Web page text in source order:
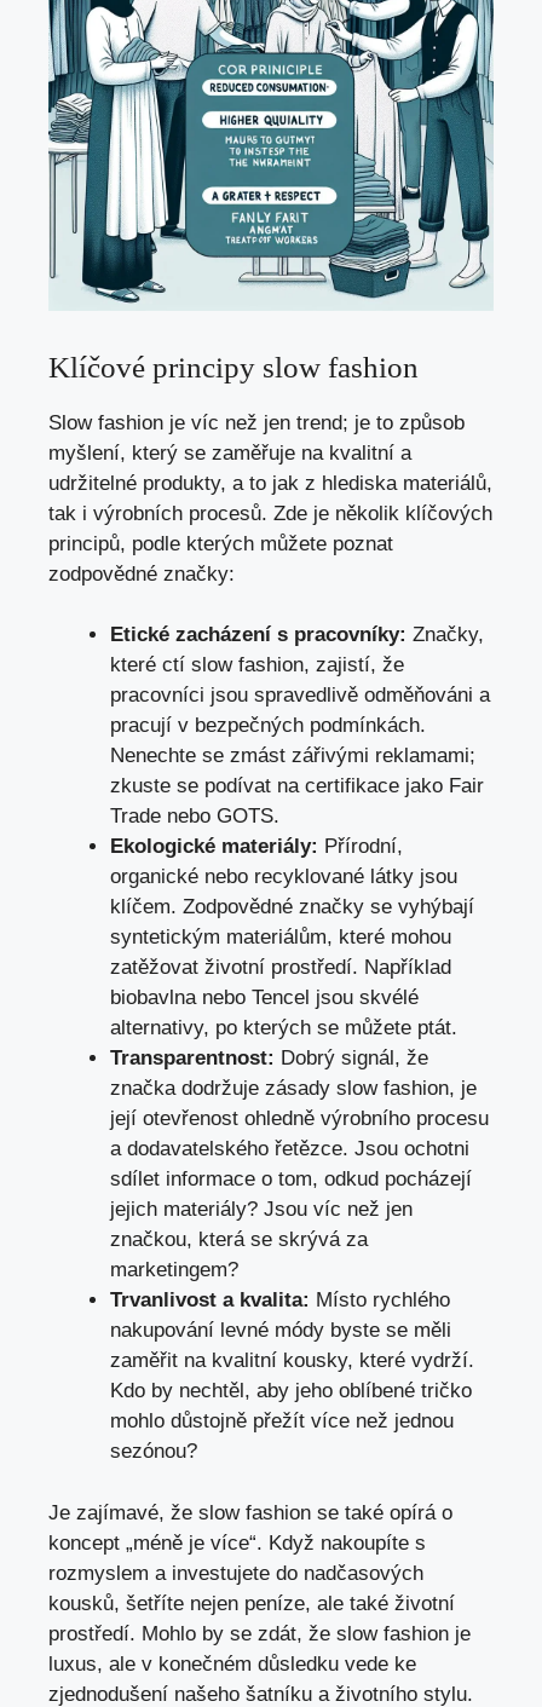
Klíčové principy slow fashion
Slow fashion je víc než jen trend; je to způsob
myšlení, který se zaměřuje na kvalitní a
udržitelné produkty, a to jak z hlediska materiálů,
tak i výrobních procesů. Zde je několik klíčových
principů, podle kterých můžete poznat
zodpovědné značky:
Etické zacházení s pracovníky: Značky,
které ctí slow fashion, zajistí, že
pracovníci jsou spravedlivě odměňováni a
pracují v bezpečných podmínkách.
Nenechte se zmást zářivými reklamami;
zkuste se podívat na certifikace jako Fair
Trade nebo GOTS.
Ekologické materiály: Přírodní,
organické nebo recyklované látky jsou
klíčem. Zodpovědné značky se vyhýbají
syntetickým materiálům, které mohou
zatěžovat životní prostředí. Například
biobavlna nebo Tencel jsou skvélé
alternativy, po kterých se můžete ptát.
Transparentnost: Dobrý signál, že
značka dodržuje zásady slow fashion, je
její otevřenost ohledně výrobního procesu
a dodavatelského řetězce. Jsou ochotni
sdílet informace o tom, odkud pocházejí
jejich materiály? Jsou víc než jen
značkou, která se skrývá za
marketingem?
Trvanlivost a kvalita: Místo rychlého
nakupování levné módy byste se měli
zaměřit na kvalitní kousky, které vydrží.
Kdo by nechtěl, aby jeho oblíbené tričko
mohlo důstojně přežít více než jednou
sezónou?
Je zajímavé, že slow fashion se také opírá o
koncept „méně je více“. Když nakoupíte s
rozmyslem a investujete do nadčasových
kousků, šetříte nejen peníze, ale také životní
prostředí. Mohlo by se zdát, že slow fashion je
luxus, ale v konečném důsledku vede ke
zjednodušení našeho šatníku a životního stylu.